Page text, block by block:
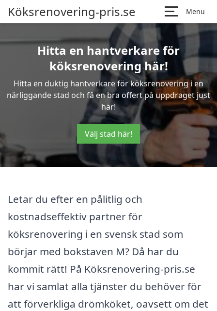
Köksrenovering-pris.se Menu
Hitta en hantverkare för
köksrenovering här!
Hitta en duktig hantverkare för köksrenovering i en
närliggande stad och få en bra offert på uppdraget just
här!
Välj stad här!
Letar du efter en pålitlig och
kostnadseffektiv partner för
köksrenovering i en svensk stad som
börjar med bokstaven M? Då har du
kommit rätt! På Köksrenovering-pris.se
har vi samlat alla tjänster du behöver för
att förverkliga drömköket, oavsett om det